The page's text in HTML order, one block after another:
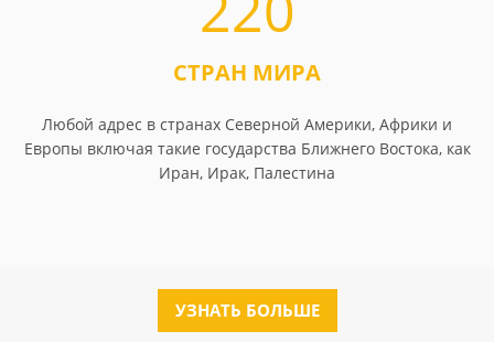
СТРАН МИРА
Любой адрес в странах Северной Америки, Африки и
Европы включая такие государства Ближнего Востока, как
Иран, Ирак, Палестина
УЗНАТЬ БОЛЬШЕ